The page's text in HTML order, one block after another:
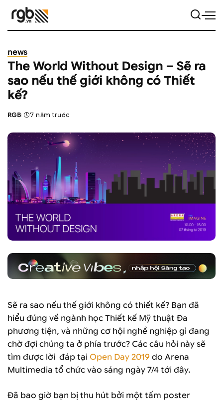
news
The World Without Design – Sẽ ra
sao nếu thế giới không có Thiết
kế?
Posted
RGB 7 năm trước
Sẽ ra sao nếu thế giới không có thiết kế? Bạn đã
hiểu đúng về ngành học Thiết kế Mỹ thuật Đa
phương tiện, và những cơ hội nghề nghiệp gì đang
chờ đợi chúng ta ở phía trước? Các câu hỏi này sẽ
tìm được lời đáp tại Open Day 2019 do Arena
Multimedia tổ chức vào sáng ngày 7/4 tới đây.
Đã bao giờ bạn bị thu hút bởi một tấm poster